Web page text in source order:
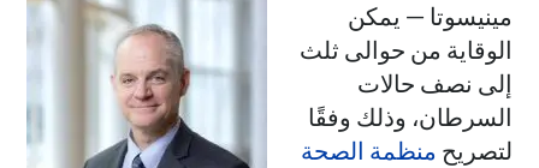
مينيسوتا — يمكن
الوقاية من حوالى ثلث
إلى نصف حالات
السرطان، وذلك وفقًا
لتصريح منظمة الصحة